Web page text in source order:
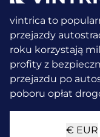
vintrica to
przejazdy
roku korzystają
profity z
przejazdu po
poboru opłat
€ EUR